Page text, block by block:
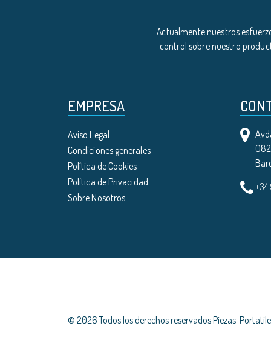
Actualmente nuestros
control sobre nuestro
EMPRESA
Aviso Legal
Condiciones generales
Política de Cookies
Política de Privacidad
Sobre Nosotros
© 2026 Todos los derechos reservados Piezas-